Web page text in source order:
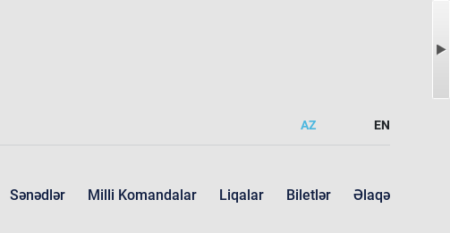
AZ EN
Sənədlər Milli Komandalar Liqalar Biletlər Əlaqə